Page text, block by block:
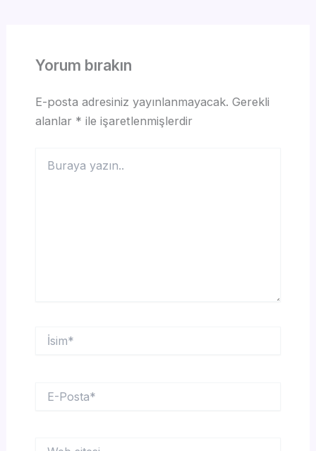
Yorum bırakın
E-posta adresiniz yayınlanmayacak. Gerekli
alanlar * ile işaretlenmişlerdir
yazın..
İsim*
Posta*